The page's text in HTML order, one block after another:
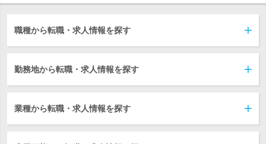
職種から転職・求人情報を探す
勤務地から転職・求人情報を探す
業種から転職・求人情報を探す